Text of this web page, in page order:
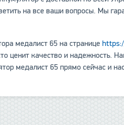
на все ваши вопросы. Мы
медалист 65 на странице
ценит качество и надежность.
медалист 65 прямо сейчас и